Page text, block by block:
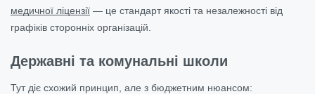
медичної ліцензії — це стандарт якості та незалежності від
графіків сторонніх організацій.
Державні та комунальні школи
Тут діє схожий принцип, але з бюджетним нюансом: